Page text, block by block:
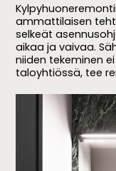
ammattilaisen
selkeät
aikaa ja vaivaa.
niiden tekeminen
taloyhtiössä, tee